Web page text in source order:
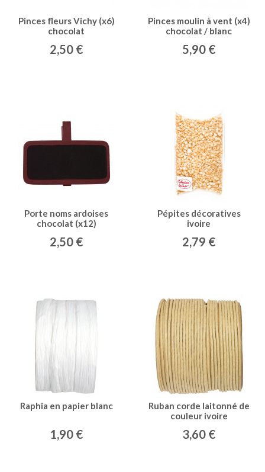
Pinces fleurs Vichy (x6)
chocolat
2,50 €
Pinces moulin à vent (x4)
chocolat / blanc
5,90 €
Porte noms ardoises
chocolat (x12)
2,50 €
Pépites décoratives
ivoire
2,79 €
Raphia en papier blanc
1,90 €
Ruban corde laitonné de
couleur ivoire
3,60 €